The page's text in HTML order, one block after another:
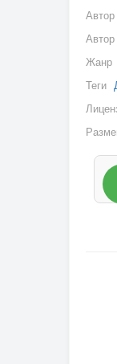
Автор
Жанр
Теги